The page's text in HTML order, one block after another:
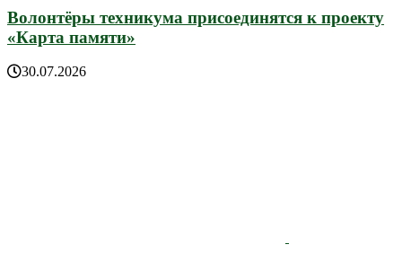
Волонтёры техникума присоединятся к проекту
«Карта памяти»
30.07.2026